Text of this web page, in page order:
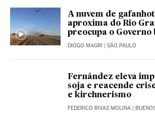
A nuvem de
aproxima do Rio
preocupa o
DIOGO MAGRI | SÃO PAULO
Fernández eleva
soja e reacende
e kirchnerismo
FEDERICO RIVAS MOLINA |